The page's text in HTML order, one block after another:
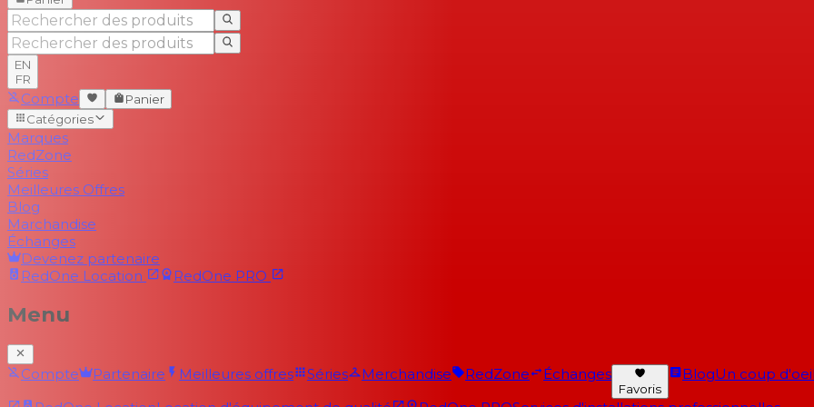
EN
FR
Compte
Panier
Catégories
Marques
RedZone
Séries
Meilleures Offres
Blog
Marchandise
Échanges
Devenez partenaire
RedOne Location RedOne PRO
Menu
Compte Partenaire Meilleures offres Séries Merchandise RedZone Échanges
Favoris
BlogUn coup